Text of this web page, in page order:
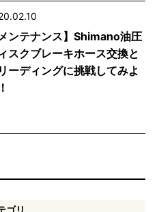
メンテナンス】Shimano油圧
スクブレーキホース交換と
ーディングに挑戦してみよ
ゴリ